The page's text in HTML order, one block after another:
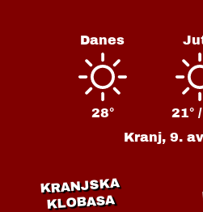
Danes
28° 21° /
Kranj,9.
KRANJSKA
KLOBASA